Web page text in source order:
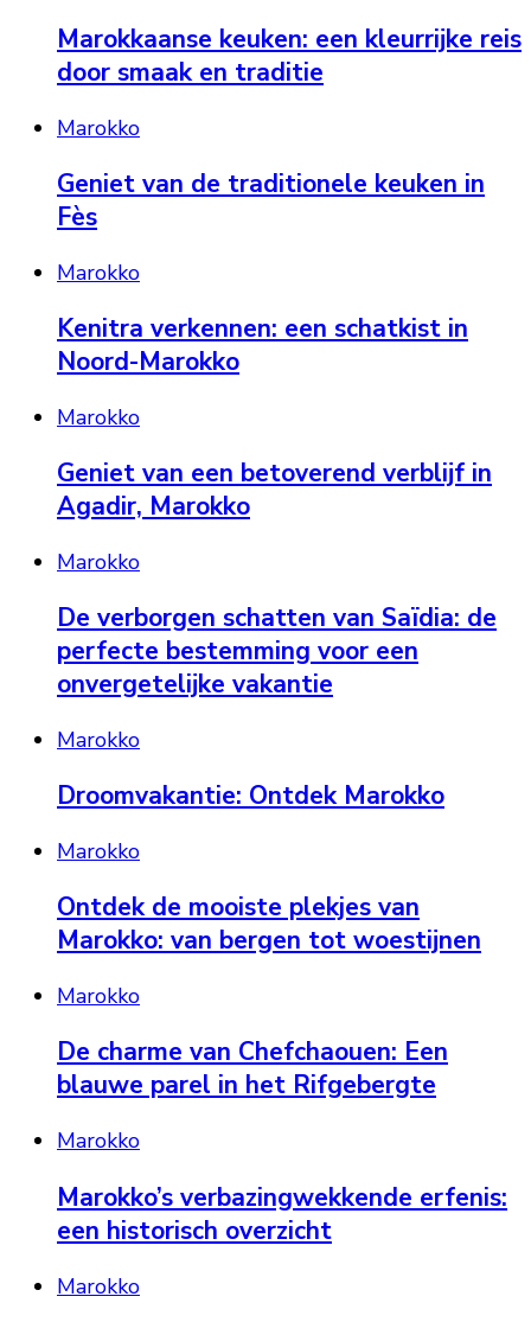
Marokkaanse keuken: een kleurrijke reis
door smaak en traditie
Marokko
Geniet van de traditionele keuken in
Fès
Marokko
Kenitra verkennen: een schatkist in
Noord-Marokko
Marokko
Geniet van een betoverend verblijf in
Agadir, Marokko
Marokko
De verborgen schatten van Saïdia: de
perfecte bestemming voor een
onvergetelijke vakantie
Marokko
Droomvakantie: Ontdek Marokko
Marokko
Ontdek de mooiste plekjes van
Marokko: van bergen tot woestijnen
Marokko
De charme van Chefchaouen: Een
blauwe parel in het Rifgebergte
Marokko
Marokko’s verbazingwekkende erfenis:
een historisch overzicht
Marokko